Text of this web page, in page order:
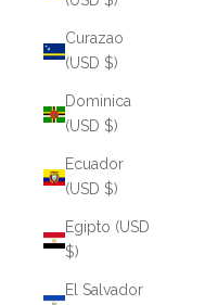
Curazao
(USD $)
Dominica
(USD $)
Ecuador
(USD $)
Egipto (USD
$)
El Salvador